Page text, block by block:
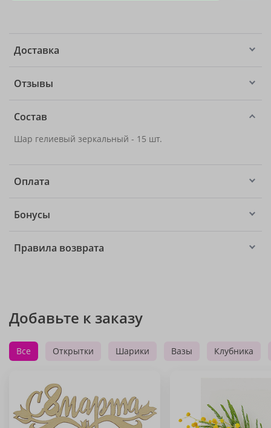
Доставка
Отзывы
Состав
Шар гелиевый зеркальный - 15 шт.
Оплата
Бонусы
Правила возврата
Добавьте к заказу
Все Открытки Шарики Вазы Клубника